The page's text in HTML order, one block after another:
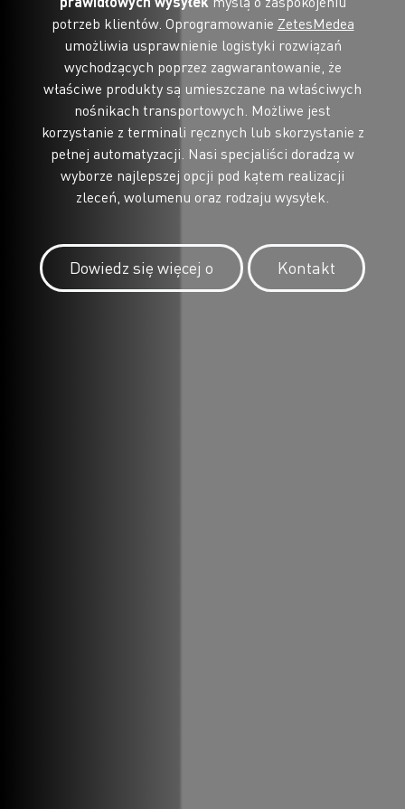
potrzeb klientów. Oprogramowanie ZetesMedea
umożliwia usprawnienie logistyki rozwiązań
wychodzących poprzez zagwarantowanie, że
właściwe produkty są umieszczane na właściwych
nośnikach transportowych. Możliwe jest
korzystanie z terminali ręcznych lub skorzystanie z
pełnej automatyzacji. Nasi specjaliści doradzą w
wyborze najlepszej opcji pod kątem realizacji
zleceń, wolumenu oraz rodzaju wysyłek.
Dowiedz się więcej o Kontakt